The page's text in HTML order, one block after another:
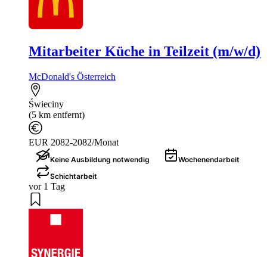
Mitarbeiter Küche in Teilzeit (m/w/d)
McDonald's Österreich
Świeciny
(5 km entfernt)
EUR 2082-2082/Monat
Keine Ausbildung notwendig
Wochenendarbeit
Schichtarbeit
vor 1 Tag